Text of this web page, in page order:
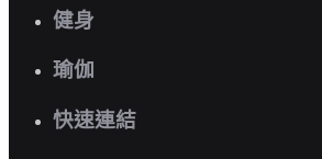
健身
瑜伽
快速連結